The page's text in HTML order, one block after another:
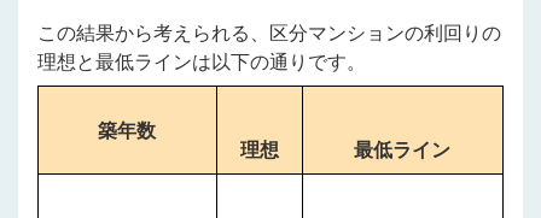
この結果から考えられる、区分マンションの利回りの
理想と最低ラインは以下の通りです。
築年数
理想 最低ライン